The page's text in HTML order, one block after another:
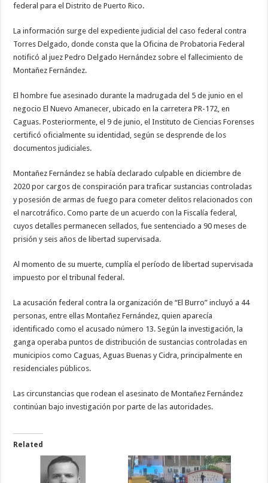
federal para el Distrito de Puerto Rico.
La información surge del expediente judicial del caso federal contra
Torres Delgado, donde consta que la Oficina de Probatoria Federal
notificó al juez Pedro Delgado Hernández sobre el fallecimiento de
Montañez Fernández.
El hombre fue asesinado durante la madrugada del 5 de junio en el
negocio El Nuevo Amanecer, ubicado en la carretera PR-172, en
Caguas. Posteriormente, el 9 de junio, el Instituto de Ciencias Forenses
certificó oficialmente su identidad, según se desprende de los
documentos judiciales.
Montañez Fernández se había declarado culpable en diciembre de
2020 por cargos de conspiración para traficar sustancias controladas
y posesión de armas de fuego para cometer delitos relacionados con
el narcotráfico. Como parte de un acuerdo con la Fiscalía federal,
cuyos detalles permanecen sellados, fue sentenciado a 90 meses de
prisión y seis años de libertad supervisada.
Al momento de su muerte, cumplía el período de libertad supervisada
impuesto por el tribunal federal.
La acusación federal contra la organización de “El Burro” incluyó a 44
personas, entre ellas Montañez Fernández, quien aparecía
identificado como el acusado número 13. Según la investigación, la
ganga operaba puntos de distribución de sustancias controladas en
municipios como Caguas, Aguas Buenas y Cidra, principalmente en
residenciales públicos.
Las circunstancias que rodean el asesinato de Montañez Fernández
continúan bajo investigación por parte de las autoridades.
Related